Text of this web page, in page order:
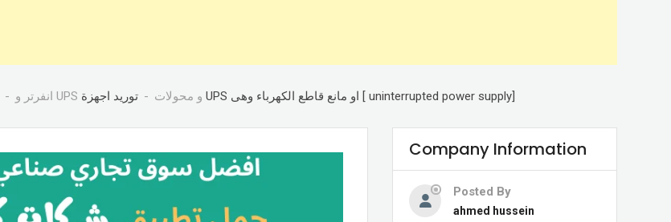
انفرتر و UPS و محولات توريد اجهزة UPS او مانع قاطع الكهرباء وهى [ uninterrupted power supply]
Company Information
Posted By
ahmed hussein